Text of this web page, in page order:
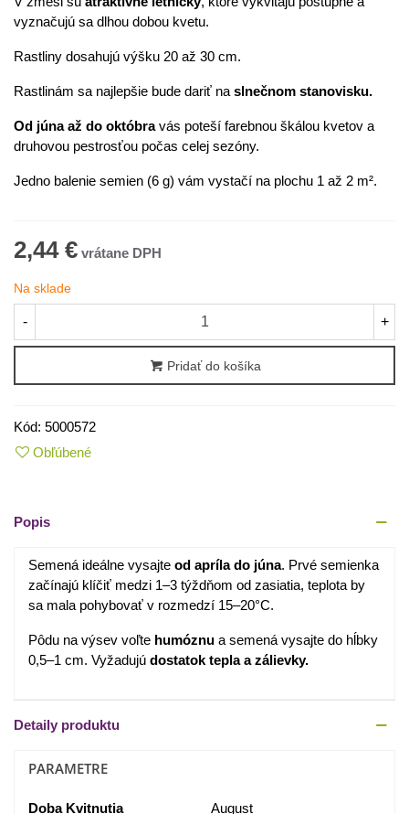
vyznačujú sa dlhou dobou kvetu.
Rastliny dosahujú výšku 20 až 30 cm.
Rastlinám sa najlepšie bude dariť na slnečnom stanovisku.
Od júna až do októbravás poteší farebnou škálou kvetov a
druhovou pestrosťou počas celej sezóny.
Jedno balenie semien (6 g) vám vystačí na plochu 1 až 2 m².
2,44 €
Na sklade
- +
Pridať do košíka
Kód: 5000572
Obľúbené
Popis
Semená ideálne vysajte od apríla do júna. Prvé semienka
začínajú klíčiť medzi 1–3 týždňom od zasiatia, teplota by
sa mala pohybovať v rozmedzí 15–20°C.
Pôdu na výsev voľte humóznu a semená vysajte do hĺbky
0,5–1 cm. Vyžadujú dostatok tepla a zálievky.
Detaily produktu
PARAMETRE
Doba Kvitnutia August